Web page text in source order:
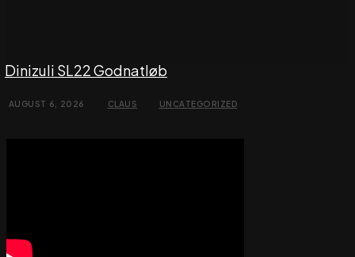
Dinizuli SL22 Godnatløb
AUGUST 6, 2026 CLAUS UNCATEGORIZED